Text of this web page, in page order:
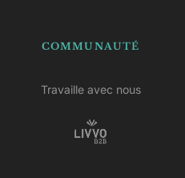
COMMUNAUTÉ
Travaille avec nous